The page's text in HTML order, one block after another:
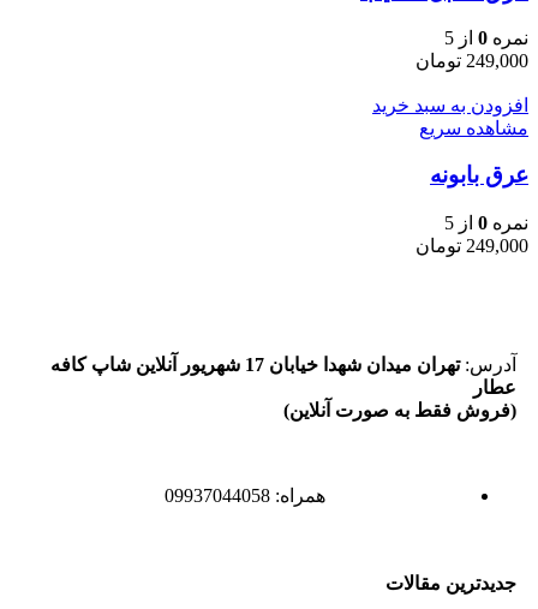
نمره 0 از 5
249,000 تومان
افزودن به سبد خرید
مشاهده سریع
عرق بابونه
نمره 0 از 5
249,000 تومان
آدرس:
تهران میدان شهدا خیابان 17 شهریور آنلاین شاپ کافه
عطار
(فروش فقط به صورت آنلاین)
همراه: 09937044058
جدیدترین مقالات